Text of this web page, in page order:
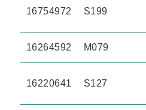
16754972 S199
16264592 M079
16220641 S127